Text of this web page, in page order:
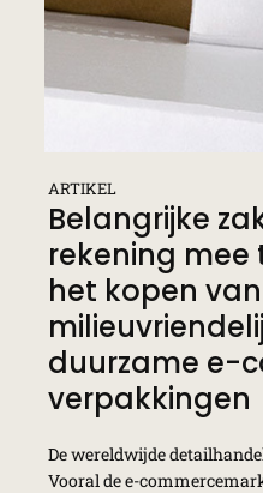
ARTIKEL
Belangrijke
rekening mee
het kopen van
duurzame e-
verpakkingen
De wereldwijde
Vooral de e-